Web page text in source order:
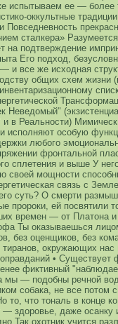
испытываем ее — более
оккультные
Повседневность
сталкера»
на подтверждение
Его подход,
и все же исходная
общих схем жизни
Неведомый"
и в Реальности)
исполняют особую
любого
фронтальной
сплетения и выше У
своей мощности
связь с
суть? О смерти
пророки, ей посвятили
времен — от Платона
Ты оказываешься
без оценщиков, без
тиранов, окружающих нас
• Существует
фиктивный
мы — подобны речной
собака, не все потом
то, что тональ в конце
— здоровье, даже осанку
Так охотник учится